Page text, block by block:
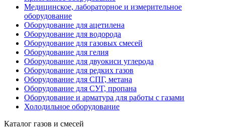
Медицинское, лабораторное и измерительное
оборудование
Оборудование для ацетилена
Оборудование для водорода
Оборудование для газовых смесей
Оборудование для гелия
Оборудование для двуокиси углерода
Оборудование для редких газов
Оборудование для СПГ, метана
Оборудование для СУГ, пропана
Оборудование и арматура для работы с газами
Холодильное оборудование
Каталог газов и смесей